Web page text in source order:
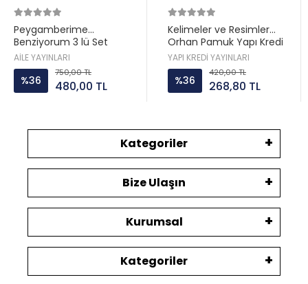
Peygamberime
Benziyorum 3 lü Set
Hatice Kübra Tongar Aile
Yayın
AİLE YAYINLARI
%36
750,00 TL
480,00 TL
Kelimeler ve Resimler
Orhan Pamuk Yapı Kredi
YAPI KREDİ YAYINLARI
%36
420,00 TL
268,80 TL
Kategoriler
Bize Ulaşın
Kurumsal
Kategoriler